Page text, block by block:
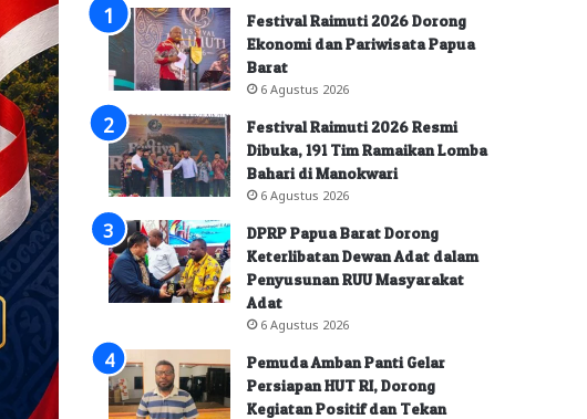
Festival Raimuti 2026 Dorong
Ekonomi dan Pariwisata Papua
Barat
6 Agustus 2026
Festival Raimuti 2026 Resmi
Dibuka, 191 Tim Ramaikan Lomba
Bahari di Manokwari
6 Agustus 2026
DPRP Papua Barat Dorong
Keterlibatan Dewan Adat dalam
Penyusunan RUU Masyarakat
Adat
6 Agustus 2026
Pemuda Amban Panti Gelar
Persiapan HUT RI, Dorong
Kegiatan Positif dan Tekan